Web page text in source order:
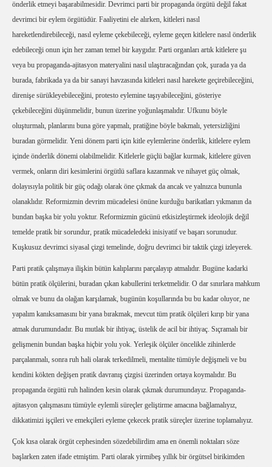
önderlik etmeyi başarabilmesidir. Devrimci parti bir propaganda örgütü değil fakat
devrimci bir eylem örgütüdür. Faaliyetini ele alırken, kitleleri nasıl
hareketlendirebileceği, nasıl eyleme çekebileceği, eyleme geçen kitlelere nasıl önderlik
edebileceği onun için her zaman temel bir kaygıdır. Parti organları artık kitlelere şu
veya bu propaganda-ajitasyon materyalini nasıl ulaştıracağından çok, şurada ya da
burada, fabrikada ya da bir sanayi havzasında kitleleri nasıl harekete geçirebileceğini,
direnişe sürükleyebileceğini, protesto eylemine taşıyabileceğini, gösteriye
çekebileceğini düşünmelidir, bunun üzerine yoğunlaşmalıdır. Ufkunu böyle
oluşturmalı, planlarını buna göre yapmalı, pratiğine böyle bakmalı, yetersizliğini
buradan görmelidir. Yeni dönem parti için kitle eylemlerine önderlik, kitlelere eylem
içinde önderlik dönemi olabilmelidir. Kitlelerle güçlü bağlar kurmak, kitlelere güven
vermek, onların diri kesimlerini örgütlü saflara kazanmak ve nihayet güç olmak,
dolayısıyla politik bir güç odağı olarak öne çıkmak da ancak ve yalnızca bununla
olanaklıdır. Reformizmin devrim mücadelesi önüne kurduğu barikatları yıkmanın da
bundan başka bir yolu yoktur. Reformizmin gücünü etkisizleştirmek ideolojik değil
temelde pratik bir sorundur, pratik mücadeledeki inisiyatif ve başarı sorunudur.
Kuşkusuz devrimci siyasal çizgi temelinde, doğru devrimci bir taktik çizgi izleyerek.
Parti pratik çalışmaya ilişkin bütün kalıplarını parçalayıp atmalıdır. Bugüne kadarki
bütün pratik ölçülerini, buradan çıkan kabullerini terketmelidir. O dar sınırlara mahkum
olmak ve bunu da olağan karşılamak, bugünün koşullarında bu bu kadar oluyor, ne
yapalım kanıksamasını bir yana bırakmak, mevcut tüm pratik ölçüleri kırıp bir yana
atmak durumundadır. Bu mutlak bir ihtiyaç, üstelik de acil bir ihtiyaç. Sıçramalı bir
gelişmenin bundan başka hiçbir yolu yok. Yerleşik ölçüler öncelikle zihinlerde
parçalanmalı, sonra ruh hali olarak terkedilmeli, mentalite tümüyle değişmeli ve bu
kendini kökten değişen pratik davranış çizgisi üzerinden ortaya koymalıdır. Bu
propaganda örgütü ruh halinden kesin olarak çıkmak durumundayız. Propaganda-
ajitasyon çalışmasını tümüyle eylemli süreçler geliştirme amacına bağlamalıyız,
dikkatimizi işçileri ve emekçileri eyleme çekecek pratik süreçler üzerine toplamalıyız.
Çok kısa olarak örgüt cephesinden sözedebilirdim ama en önemli noktaları söze
başlarken zaten ifade etmiştim. Parti olarak yirmibeş yıllık bir örgütsel birikimden